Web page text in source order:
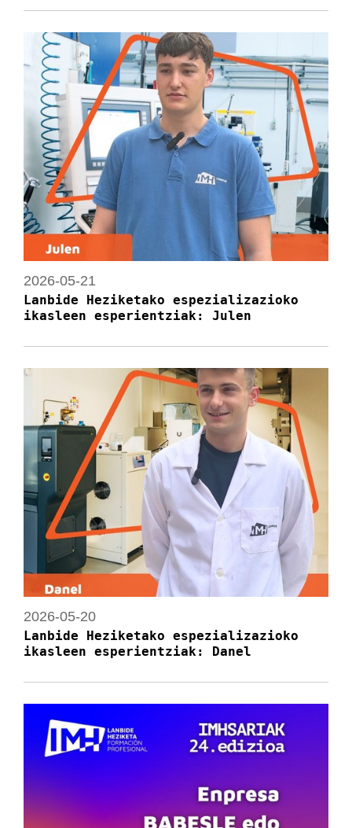
2026-05-21
Lanbide Heziketako espezializazioko
ikasleen esperientziak: Julen
2026-05-20
Lanbide Heziketako espezializazioko
ikasleen esperientziak: Danel